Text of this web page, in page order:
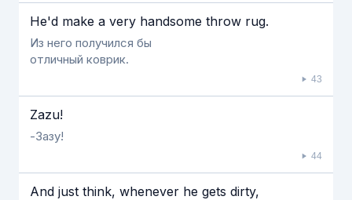
He'd make a very handsome throw rug.
Из него получился бы
отличный коврик.
43
Zazu!
-Зазу!
44
And just think, whenever he gets dirty,